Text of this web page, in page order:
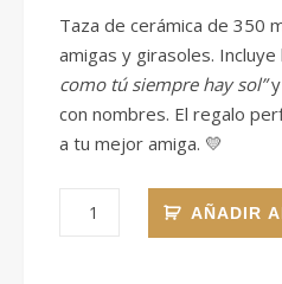
Taza de cerámica de 350
amigas y girasoles. Incluye
como tú siempre hay sol”y
con nombres. El regalo
a tu mejor amiga. 💛
Taza amigas como tú
AÑADIR